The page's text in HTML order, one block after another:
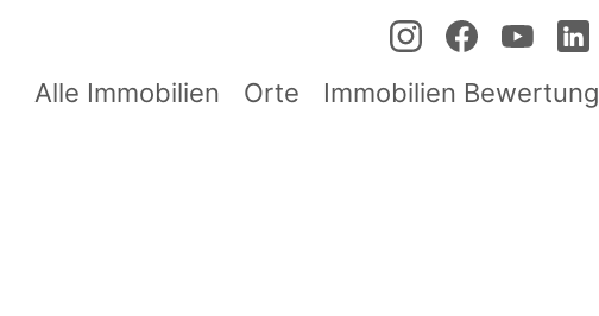
Alle Immobilien Orte Immobilien Bewertung